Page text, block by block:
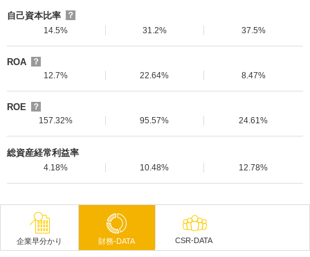
自己資本比率
？
14.5%
31.2% 37.5%
ROA
？
12.7%
22.64% 8.47%
ROE
？
157.32%
95.57% 24.61%
総資産経常利益率
4.18% 10.48% 12.78%
企業早分かり 財務-DATA CSR-DATA